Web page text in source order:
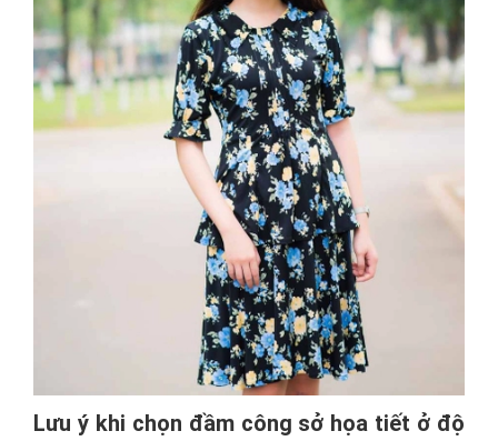
Lưu ý khi chọn đầm công sở họa tiết ở độ